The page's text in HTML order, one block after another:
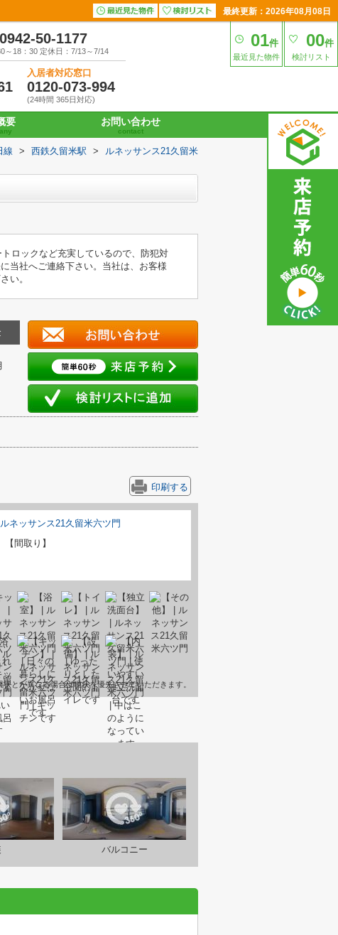
最終更新：2026年08月08日
0942-50-1177
～18：30 定休日：7/13～7/14
入居者対応窓口
0120-073-994
(24時間 365日対応)
01件
最近見た物件
00件
検討リスト
要 お問い合わせ
contact
線 > 西鉄久留米駅 >
ルネッサンス21久留米
ロックなど充実しているので、防犯対
当社へご連絡下さい。当社は、お客様
い。
印刷する
【間取り】
とが異なる場合は現状を優先させていただきます。
バルコニー